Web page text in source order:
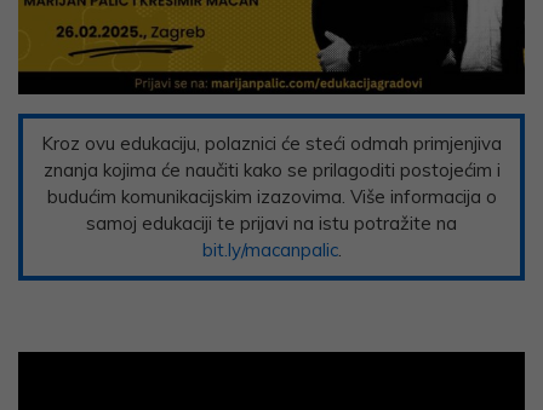
Kroz ovu edukaciju, polaznici će steći odmah primjenjiva
znanja kojima će naučiti kako se prilagoditi postojećim i
budućim komunikacijskim izazovima. Više informacija o
samoj edukaciji te prijavi na istu potražite na
bit.ly/macanpalic.